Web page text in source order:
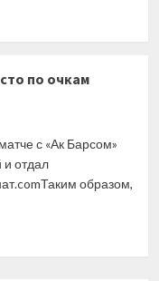
по очкам
с «Ак Барсом»
отдал
образом,